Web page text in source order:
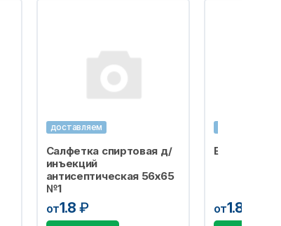
доставляем
Салфетка спиртовая д/
инъекций
антисептическая 56х65
№1
от1.8 ₽
Бахилы
от1.8